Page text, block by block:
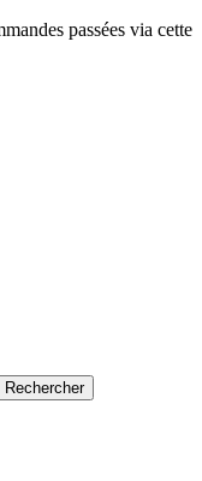
passées via cette
Rechercher